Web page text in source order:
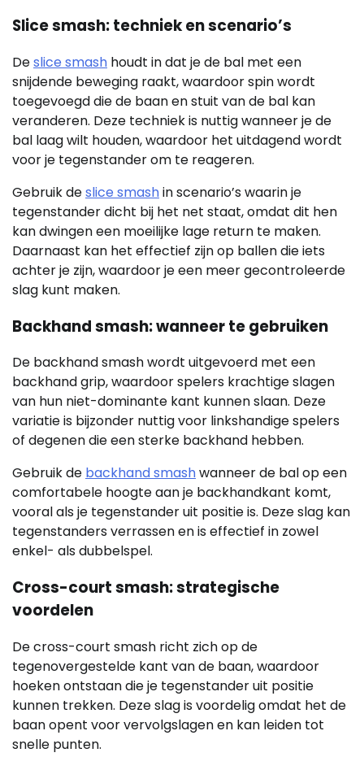
Slice smash: techniek en scenario’s
Deslice smash houdt in dat je de bal met een
snijdende beweging raakt, waardoor spin wordt
toegevoegd die de baan en stuit van de bal kan
veranderen. Deze techniek is nuttig wanneer je de
bal laag wilt houden, waardoor het uitdagend wordt
voor je tegenstander om te reageren.
Gebruik deslice smashin scenario’s waarin je
tegenstander dicht bij het net staat, omdat dit hen
kan dwingen een moeilijke lage return te maken.
Daarnaast kan het effectief zijn op ballen die iets
achter je zijn, waardoor je een meer gecontroleerde
slag kunt maken.
Backhand smash: wanneer te gebruiken
De backhand smash wordt uitgevoerd met een
backhand grip, waardoor spelers krachtige slagen
van hun niet-dominante kant kunnen slaan. Deze
variatie is bijzonder nuttig voor linkshandige spelers
of degenen die een sterke backhand hebben.
Gebruik de backhand smashwanneer de bal op een
comfortabele hoogte aan je backhandkant komt,
vooral als je tegenstander uit positie is. Deze slag kan
tegenstanders verrassen en is effectief in zowel
enkel- als dubbelspel.
Cross-court smash: strategische
voordelen
De cross-court smash richt zich op de
tegenovergestelde kant van de baan, waardoor
hoeken ontstaan die je tegenstander uit positie
kunnen trekken. Deze slag is voordelig omdat het de
baan opent voor vervolgslagen en kan leiden tot
snelle punten.